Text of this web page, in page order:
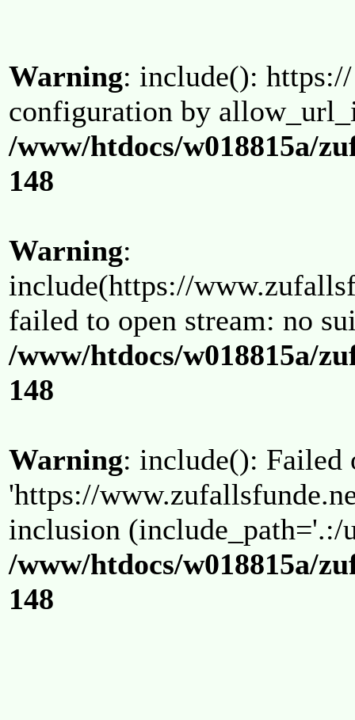
Warning: include():
configuration by
/www/htdocs/w018815a/
148
Warning:
include(https://
failed to open stream: no
/www/htdocs/w018815a/
148
Warning: include(): Failed
'https://
inclusion (include_path='.:/
/www/htdocs/w018815a/
148